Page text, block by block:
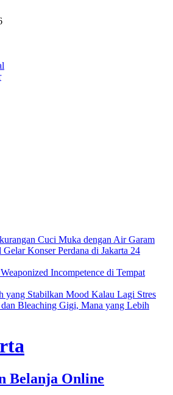
Cuci Muka dengan Air Garam
Konser Perdana di Jakarta 24
Incompetence di Tempat
yang Stabilkan Mood Kalau Lagi Stres
dan Bleaching Gigi, Mana yang Lebih
Belanja Online